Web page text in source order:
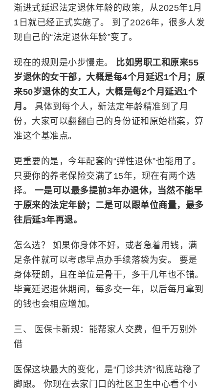
渐进式延迟法定退休年龄的政策，从2025年1月
1日就已经正式实施了。 到了2026年，很多人发
现自己的“法定退休年龄”变了。
现在的规则是小步慢走。 比如男职工和原来55
岁退休的女干部，大概是每4个月延迟1个月；原
来50岁退休的女工人，大概是每2个月延迟1个
月。 具体到每个人，新法定年龄精准到了月
份，大家可以翻翻自己的身份证和原始档案，算
准这个基准点。
更重要的是，今年配套的“弹性退休”也能用了。
只要你的养老保险交满了15年，现在有两个选
择。 一是可以最多提前3年办退休，当然不能早
于原来的法定年龄；二是可以跟单位商量，最多
往后延3年再退。
怎么选？ 如果你身体不好，或者急着用钱，满
足条件就可以考虑早点办手续落袋为安。 要是
身体硬朗，且在单位是骨干，多干几年也不错。
毕竟延迟退休期间，每多交一年，以后每月拿到
的钱也会相应增加。
三、 医保卡新规：能帮家人交费，但千万别外
借
医保这块最大的变化，是“门诊共济”彻底站稳了
脚跟。 你现在去家门口的社区卫生中心看个小